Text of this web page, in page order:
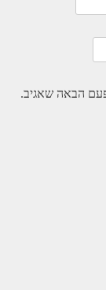
הבאה שאגיב.